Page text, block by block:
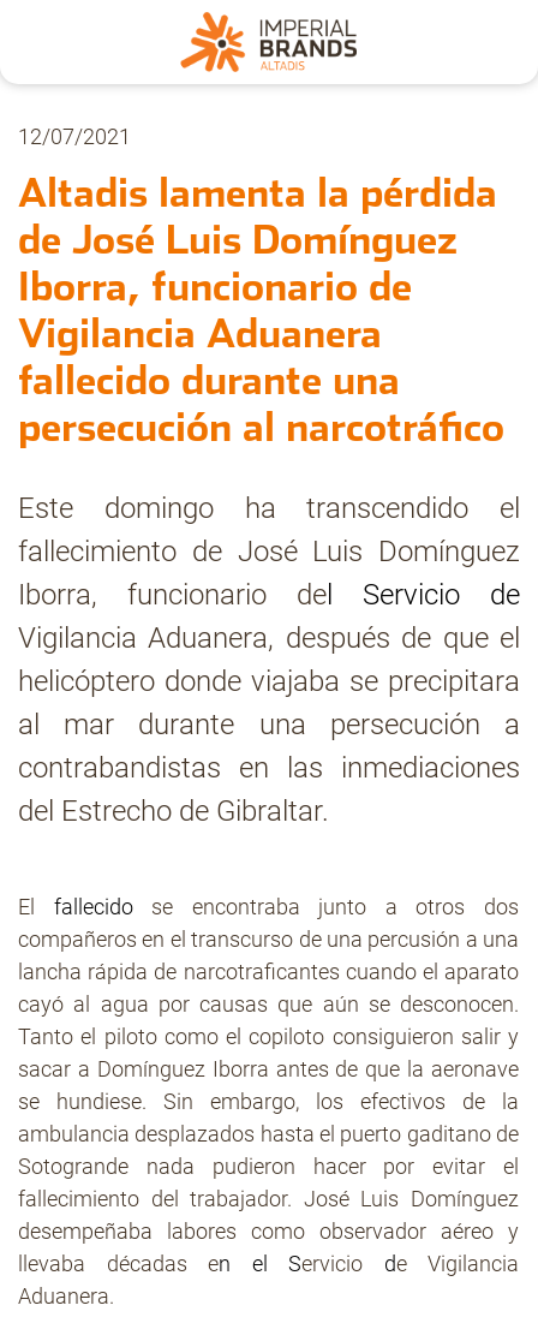
Nosotros
Secciones
Denuncia
Pregúntanos
Archivo
Estadísticas CMT
12/07/2021
Altadis lamenta la pérdida
de José Luis Domínguez
Iborra, funcionario de
Vigilancia Aduanera
fallecido durante una
persecución al narcotráfico
Este domingo ha transcendido el
fallecimiento de José Luis Domínguez
Iborra, funcionario de l Servicio de
Vigilancia Aduanera, después de que el
helicóptero donde viajaba se precipitara
al mar durante una persecución a
contrabandistas en las inmediaciones
del Estrecho de Gibraltar.
El fallecidose encontraba junto a otros dos
compañeros en el transcurso de una percusión a una
lancha rápida de narcotraficantes cuando el aparato
cayó al agua por causas que aún se desconocen.
Tanto el piloto como el copiloto consiguieron salir y
sacar a Domínguez Iborra antes de que la aeronave
se hundiese. Sin embargo, los efectivos de la
ambulancia desplazados hasta el puerto gaditano de
Sotogrande nada pudieron hacer por evitar el
fallecimiento del trabajador. José Luis Domínguez
desempeñaba labores como observador aéreo y
llevaba décadas en el Servicio de Vigilancia
Aduanera.